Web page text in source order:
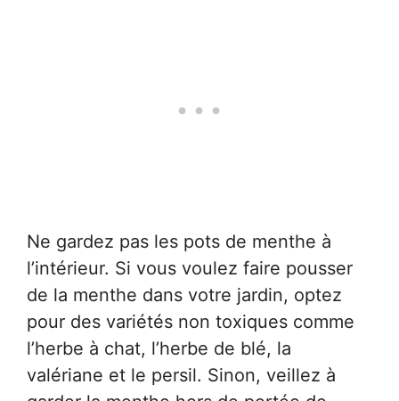
Ne gardez pas les pots de menthe à
l’intérieur. Si vous voulez faire pousser
de la menthe dans votre jardin, optez
pour des variétés non toxiques comme
l’herbe à chat, l’herbe de blé, la
valériane et le persil. Sinon, veillez à